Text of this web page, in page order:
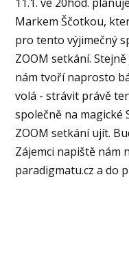
Markem Ščotkou,
pro tento výjimečný
ZOOM setkání.
nám tvoří naprosto
volá - strávit právě
společně na magické
ZOOM setkání ujít.
Zájemci napiště nám
paradigmatu.cz a do